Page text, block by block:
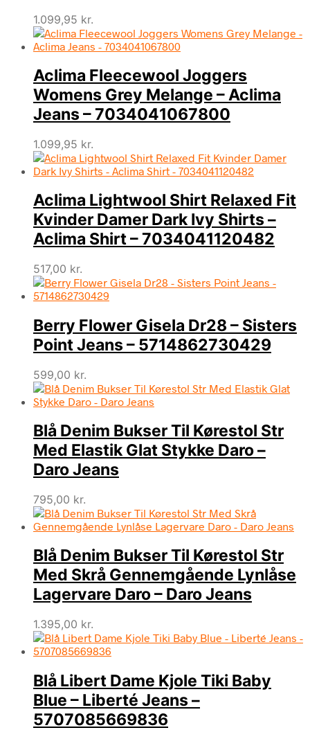
1.099,95 kr.
Aclima Fleecewool Joggers
Womens Grey Melange – Aclima
Jeans – 7034041067800
1.099,95 kr.
Aclima Lightwool Shirt Relaxed Fit
Kvinder Damer Dark Ivy Shirts –
Aclima Shirt – 7034041120482
517,00 kr.
Berry Flower Gisela Dr28 – Sisters
Point Jeans – 5714862730429
599,00 kr.
Blå Denim Bukser Til Kørestol Str
Med Elastik Glat Stykke Daro –
Daro Jeans
795,00 kr.
Blå Denim Bukser Til Kørestol Str
Med Skrå Gennemgående Lynlåse
Lagervare Daro – Daro Jeans
1.395,00 kr.
Blå Libert Dame Kjole Tiki Baby
Blue – Liberté Jeans –
5707085669836